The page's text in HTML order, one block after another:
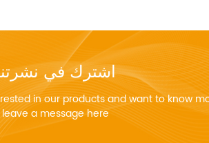
اشترك في نشرتنا
in our products and want to know
a message here